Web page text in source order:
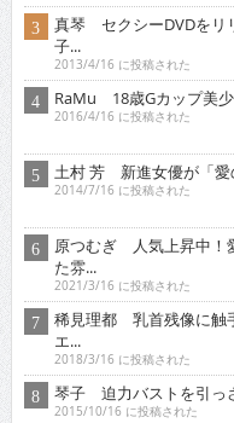
真琴 セクシーDVDをリ
子...
2013/4/16 に投稿された
RaMu 18歳Gカップ美
2016/4/16 に投稿された
土村 芳 新進女優が「愛
2014/7/16 に投稿された
原つむぎ 人気上昇中！
た雰...
2021/3/16 に投稿された
稀見理都 乳首残像に触
エ...
2018/3/16 に投稿された
琴子 迫力バストを引っ
2015/10/16 に投稿された